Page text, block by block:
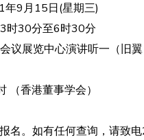
年9月15日(星期三)
时30分至6时30分
议展览中心演讲听一（旧翼
（香港董事学会）
名。如有任何查询，请致